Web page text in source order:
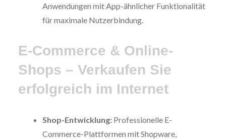
Anwendungen mit App-ähnlicher Funktionalität
für maximale Nutzerbindung.
E-Commerce & Online-
Shops – Verkaufen Sie
erfolgreich im Internet
Shop-Entwicklung:Professionelle E-
Commerce-Plattformen mit Shopware,